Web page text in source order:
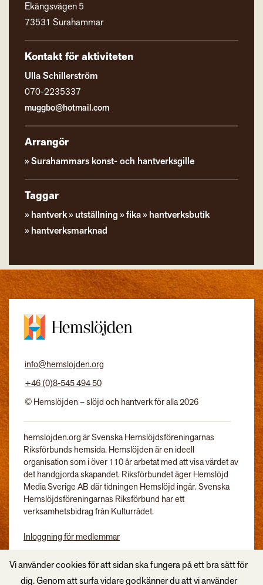
Ekängsvägen 5
73531 Surahammar
Kontakt för aktiviteten
Ulla Schillerström
070-2235337
muggbo@hotmail.com
Arrangör
Surahammars konst- och hantverksgille
Taggar
hantverk utställning fika
hantverksbutik
hantverksmarknad
info@hemslojden.org
+46 (0)8-545 494 50
© Hemslöjden – slöjd och hantverk för alla 2026
hemslojden.org är Svenska Hemslöjdsföreningarnas
Riksförbunds hemsida. Hemslöjden är en ideell
organisation som i över 110 år arbetat med att visa värdet av
det handgjorda skapandet. Riksförbundet äger Hemslöjd
Media Sverige AB där tidningen Hemslöjd ingår. Svenska
Hemslöjdsföreningarnas Riksförbund har ett
verksamhetsbidrag från Kulturrådet.
Inloggning för medlemmar
Vi använder cookies för att sidan ska fungera på ett bra sätt för
dig. Genom att surfa vidare godkänner du att vi använder